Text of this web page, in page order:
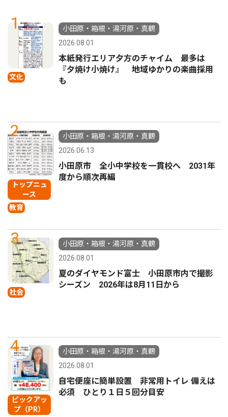
1
文化
小田原・箱根・湯河原・真鶴
2026.08.01
本紙発行エリア夕方のチャイム 最多は
『夕焼け小焼け』 地域ゆかりの楽曲採用
も
2
トップニュ
ース
教育
小田原・箱根・湯河原・真鶴
2026.06.13
小田原市 全小中学校を一貫校へ 2031年
度から順次再編
3
社会
小田原・箱根・湯河原・真鶴
2026.08.01
夏のダイヤモンド富士 小田原市内で撮影
シーズン 2026年は8月11日から
4
ピックアッ
プ（PR）
小田原・箱根・湯河原・真鶴
2026.08.01
自宅便座に簡単設置 非常用トイレ 備えは
必須 ひとり１日５回分目安